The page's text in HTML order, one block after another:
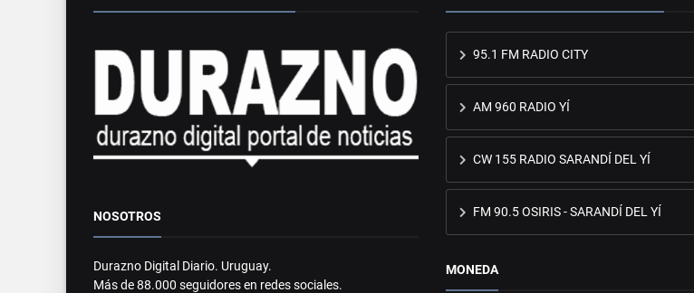
NOSOTROS
Durazno Digital Diario. Uruguay.
Más de 88.000 seguidores en redes sociales.
95.1 FM RADIO CITY
AM 960 RADIO YÍ
CW 155 RADIO SARANDÍ DEL YÍ
FM 90.5 OSIRIS - SARANDÍ DEL YÍ
MONEDA